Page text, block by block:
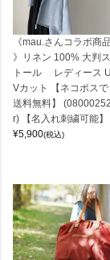
《mau.さんコラボ商品
》リネン 100% 大判ス
トール レディース U
Vカット 【ネコポスで
送料無料】 (08000252
r) 【名入れ刺繍可能】
¥5,900(税込)